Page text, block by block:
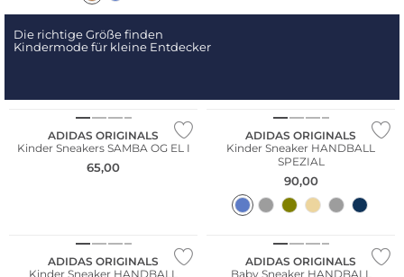
Die richtige Größe finden
Kindermode für kleine Entdecker
ADIDAS ORIGINALS
Kinder Sneakers SAMBA OG EL I
65,00
ADIDAS ORIGINALS
Kinder Sneaker HANDBALL
SPEZIAL
90,00
ADIDAS ORIGINALS
Kinder Sneaker HANDBALL
ADIDAS ORIGINALS
Baby Sneaker HANDBALL